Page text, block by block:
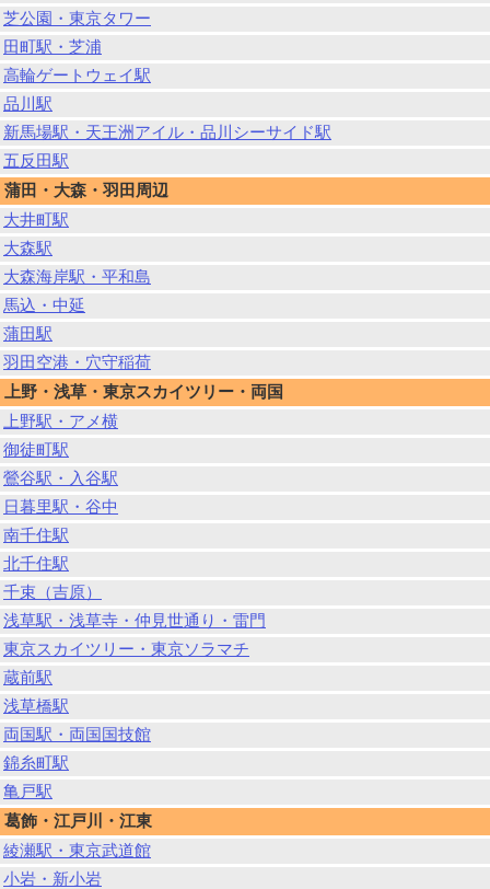
芝公園・東京タワー
田町駅・芝浦
高輪ゲートウェイ駅
品川駅
新馬場駅・天王洲アイル・品川シーサイド駅
五反田駅
蒲田・大森・羽田周辺
大井町駅
大森駅
大森海岸駅・平和島
馬込・中延
蒲田駅
羽田空港・穴守稲荷
上野・浅草・東京スカイツリー・両国
上野駅・アメ横
御徒町駅
鶯谷駅・入谷駅
日暮里駅・谷中
南千住駅
北千住駅
千束（吉原）
浅草駅・浅草寺・仲見世通り・雷門
東京スカイツリー・東京ソラマチ
蔵前駅
浅草橋駅
両国駅・両国国技館
錦糸町駅
亀戸駅
葛飾・江戸川・江東
綾瀬駅・東京武道館
小岩・新小岩